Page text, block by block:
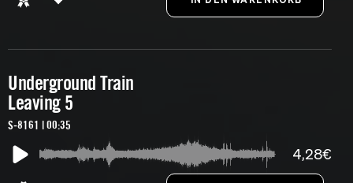
Underground Train
Leaving 5
S-8161 | 00:35
4,28€